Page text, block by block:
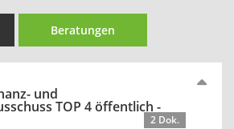
Beratungen
und
TOP 4 öffentlich -
2 Dok.